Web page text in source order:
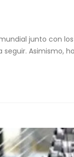
junto con
Asimismo,